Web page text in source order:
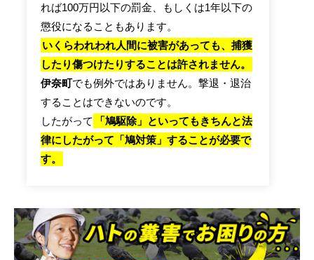
れば100万円以下の罰金、もしくは1年以下の
懲役になることもあります。
いくらわれわれ人間に被害があっても、捕獲
したり傷つけたりすることは許されません。
伊奈町でも例外ではありません。撃退・退治
することはできないのです。
したがって
「鳩駆除」といってもきちんと法
律にしたがって「鳩対策」することが必要で
す。